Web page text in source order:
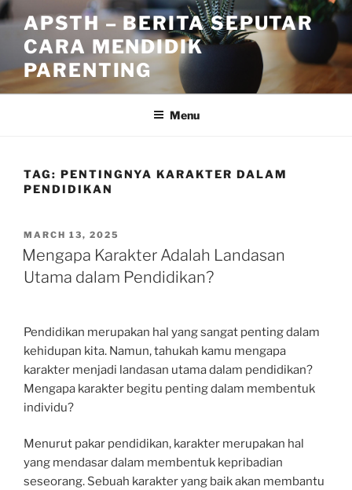
Skip
to
content
APSTH – BERITA SEPUTAR
CARA MENDIDIK
PARENTING
Menu
TAG: PENTINGNYA KARAKTER DALAM
PENDIDIKAN
POSTED
ON
MARCH 13, 2025
Mengapa Karakter Adalah Landasan
Utama dalam Pendidikan?
Pendidikan merupakan hal yang sangat penting dalam
kehidupan kita. Namun, tahukah kamu mengapa
karakter menjadi landasan utama dalam pendidikan?
Mengapa karakter begitu penting dalam membentuk
individu?
Menurut pakar pendidikan, karakter merupakan hal
yang mendasar dalam membentuk kepribadian
seseorang. Sebuah karakter yang baik akan membantu